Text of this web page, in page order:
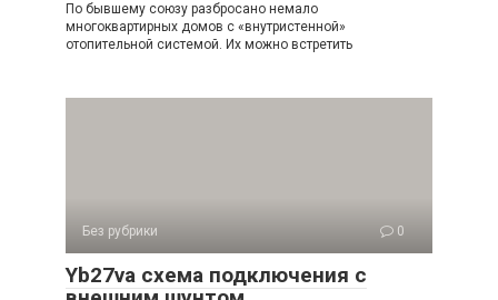
По бывшему союзу разбросано немало
многоквартирных домов с «внутристенной»
отопительной системой. Их можно встретить
Без рубрики 0
Yb27va схема подключения с